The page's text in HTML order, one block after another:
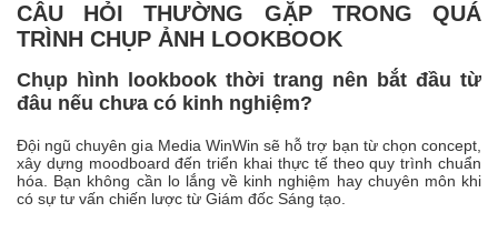
CÂU HỎI THƯỜNG GẶP TRONG QUÁ
TRÌNH CHỤP ẢNH LOOKBOOK
Chụp hình lookbook thời trang nên bắt đầu từ
đâu nếu chưa có kinh nghiệm?
Đội ngũ chuyên gia Media WinWin sẽ hỗ trợ bạn từ chọn concept,
xây dựng moodboard đến triển khai thực tế theo quy trình chuẩn
hóa. Bạn không cần lo lắng về kinh nghiệm hay chuyên môn khi
có sự tư vấn chiến lược từ Giám đốc Sáng tạo.